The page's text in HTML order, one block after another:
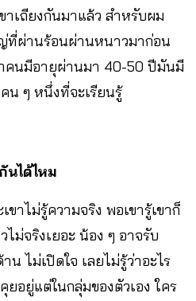
าเถียงกันมาแล้ว สำหรับผม
ที่ผ่านร้อนผ่านหนาวมาก่อน
คนมีอายุผ่านมา 40-50 ปีมันมี
น ๆ หนึ่งที่จะเรียนรู้
ได้ไหม
ขาไม่รู้ความจริง พอเขารู้เขาก็
ม่จริงเยอะ น้อง ๆ อาจรับ
น ไม่เปิดใจ เลยไม่รู้ว่าอะไร
ยอยู่แต่ในกลุ่มของตัวเอง ใคร